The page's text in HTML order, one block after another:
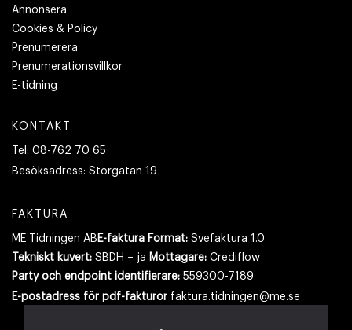
Annonsera
Cookies & Policy
Prenumerera
Prenumerationsvillkor
E-tidning
KONTAKT
Tel: 08-762 70 65
Besöksadress: Storgatan 19
FAKTURA
ME Tidningen AB E-faktura Format: Svefaktura 1.0
Tekniskt kuvert: SBDH – ja Mottagare: Crediflow
Party och endpoint identifierare: 559300-7189
E-postadress för pdf-fakturor faktura.tidningen@me.se